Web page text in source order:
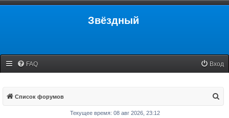
Звёздный
FAQ Вход
Список форумов
Текущее время: 08 авг 2026, 23:12